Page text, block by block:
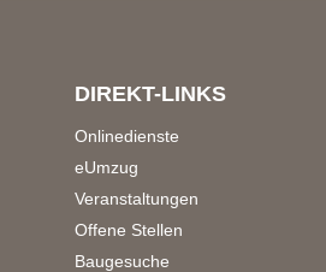
DIREKT-LINKS
Onlinedienste
eUmzug
Veranstaltungen
Offene Stellen
Baugesuche